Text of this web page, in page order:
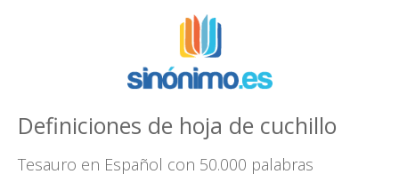
Definiciones de hoja de cuchillo
Tesauro en Español con 50.000 palabras